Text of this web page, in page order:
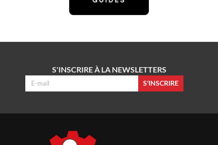
S'INSCRIRE À LA NEWSLETTERS
S'INSCRIRE